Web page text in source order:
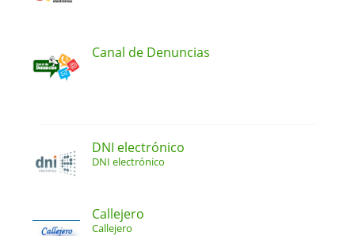
Canal de Denuncias
DNI electrónico
DNI electrónico
Callejero
Callejero